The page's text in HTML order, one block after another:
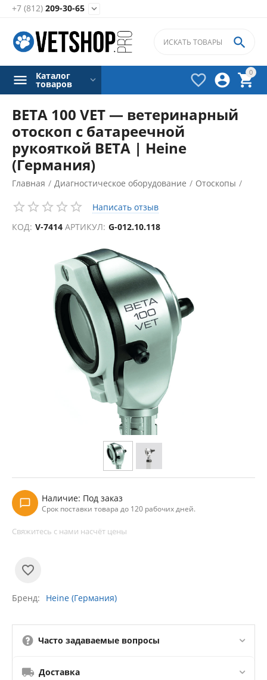
+7 (812) 209-30-65 
0




Каталог
товаров
BETA 100 VET — ветеринарный
отоскоп c батареечной
рукояткой BETA | Heine
(Германия)
Главная / Диагностическое оборудование / Отоскопы /
Написать отзыв
КОД: V-7414 АРТИКУЛ: G-012.10.118
Наличие: Под заказ
Срок поставки товара до 120 рабочих дней.
Свяжитесь с нами насчёт цены
Бренд Heine (Германия)
Часто задаваемые вопросы
Доставка